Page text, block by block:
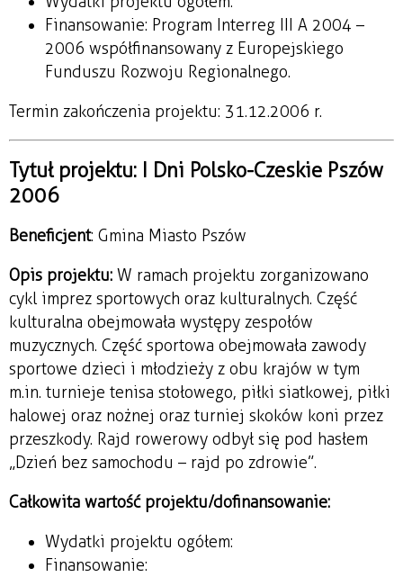
Finansowanie: Program Interreg III A 2004 –
2006 współfinansowany z Europejskiego
Funduszu Rozwoju Regionalnego.
Termin zakończenia projektu: 31.12.2006 r.
Tytuł projektu: I Dni Polsko-Czeskie Pszów
2006
Beneficjent: Gmina Miasto Pszów
Opis projektu: W ramach projektu zorganizowano
cykl imprez sportowych oraz kulturalnych. Część
kulturalna obejmowała występy zespołów
muzycznych. Część sportowa obejmowała zawody
sportowe dzieci i młodzieży z obu krajów w tym
m.in. turnieje tenisa stołowego, piłki siatkowej, piłki
halowej oraz nożnej oraz turniej skoków koni przez
przeszkody. Rajd rowerowy odbył się pod hasłem
„Dzień bez samochodu – rajd po zdrowie”.
Całkowita wartość projektu/dofinansowanie:
Wydatki projektu ogółem:
Finansowanie: